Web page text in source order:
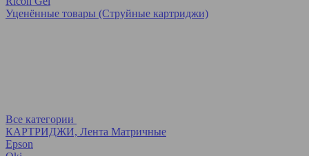
Уценённые товары (Струйные картриджи)
Все категории
КАРТРИДЖИ, Лента Матричные
Epson